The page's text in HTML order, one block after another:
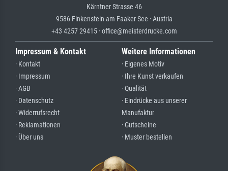
Kärntner Strasse 46
9586 Finkenstein am Faaker See · Austria
+43 4257 29415 · office@meisterdrucke.com
Impressum & Kontakt
· Kontakt
· Impressum
· AGB
· Datenschutz
· Widerrufsrecht
· Reklamationen
· Über uns
Weitere Informationen
· Eigenes Motiv
· Ihre Kunst verkaufen
· Qualität
· Eindrücke aus unserer
Manufaktur
· Gutscheine
· Muster bestellen